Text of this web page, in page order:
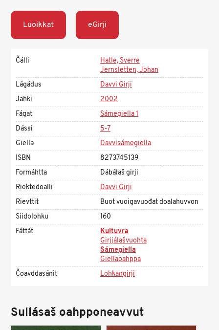
Luoikkat eGirji
Čálli
Hatle, Sverre
Jernsletten, Johan
Lágádus
Davvi Girji
Jahki
2002
Fágat
Sámegiella 1
Dássi
5-7
Giella
Davvisámegiella
ISBN
8273745139
Formáhtta
Dábálaš girji
Riektedoalli
Davvi Girji
Rievttit
Buot vuoigavuođat doalahuvvon
Siidolohku
160
Fáttát
Kultuvra
Girjjálašvuohta
Sámegiella
Giellaoahppa
Čoavddasánit
Lohkangirji
Sullásaš oahpponeavvut